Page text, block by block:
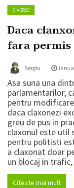
DIVERSE
Daca
fara permis
Sergiu
Asa suna una
parlamentarilor,
pentru
daca claxonezi
greu de pus in
claxonul este util
pentru politisti
a claxonat doar
un blocaj in
Citeste mai mult